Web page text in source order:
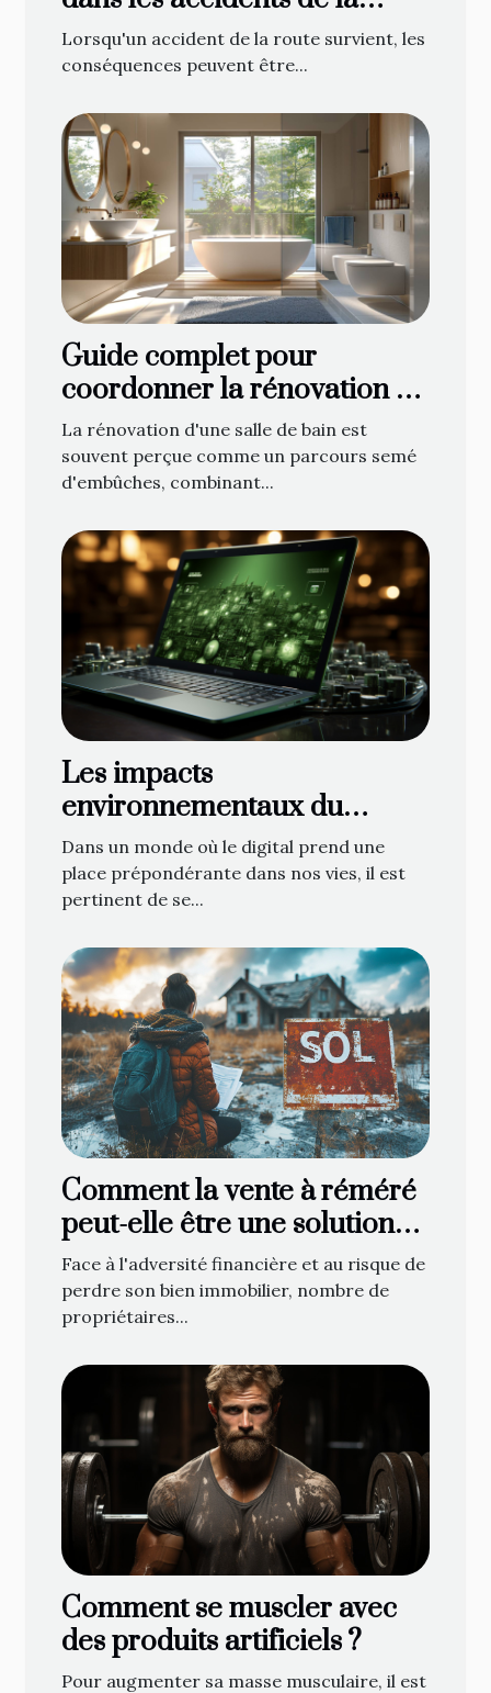
route contacter à Gap ?
Lorsqu'un accident de la route survient, les
conséquences peuvent être...
Guide complet pour
coordonner la rénovation de
votre salle de bain : de la
planification à la décoration
La rénovation d'une salle de bain est
souvent perçue comme un parcours semé
d'embûches, combinant...
Les impacts
environnementaux du
marketing numérique
Dans un monde où le digital prend une
place prépondérante dans nos vies, il est
pertinent de se...
Comment la vente à réméré
peut-elle être une solution
face à la saisie immobilière ?
Face à l'adversité financière et au risque de
perdre son bien immobilier, nombre de
propriétaires...
Comment se muscler avec
des produits artificiels ?
Pour augmenter sa masse musculaire, il est